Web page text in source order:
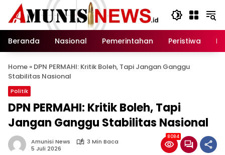
Langsung
konten
Beranda
Nasional Pemerintahan Peristiwa
Home » DPN PERMAHI: Kritik Boleh, Tapi Jangan Ganggu
Stabilitas Nasional
Politik
DPN PERMAHI: Kritik Boleh, Tapi
Jangan Ganggu Stabilitas Nasional
Amunisi News
3 Min Baca
5 Juli 2026
8084